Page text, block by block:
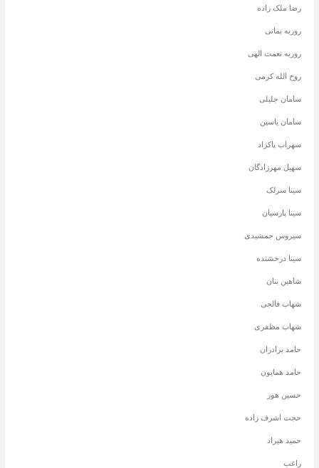
رضا ملک زاده
روزبه بمانی
روزبه نعمت الهی
روح الله کرمی
سامان جلیلی
سامان یاسین
سهراب پاکزاد
سهیل مهرزادگان
سینا سرلک
سینا پارسیان
سیروس جمشیدی
سینا درخشنده
شاهین بنان
شهاب فالجی
شهاب مظفری
حامد برادران
حامد همایون
حسین هور
حجت اشرف زاده
حمید هیراد
راغب